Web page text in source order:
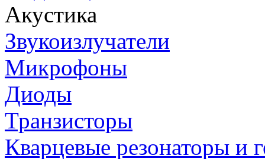
Акустика
Звукоизлучатели
Микрофоны
Диоды
Транзисторы
Кварцевые резонаторы и